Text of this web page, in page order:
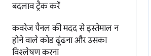
बदलाव ट्रैक करें
कवरेज पैनल की मदद सेइस्तेमाल न
होने वाले कोड ढूंढना और उसका
विश्लेषण करना